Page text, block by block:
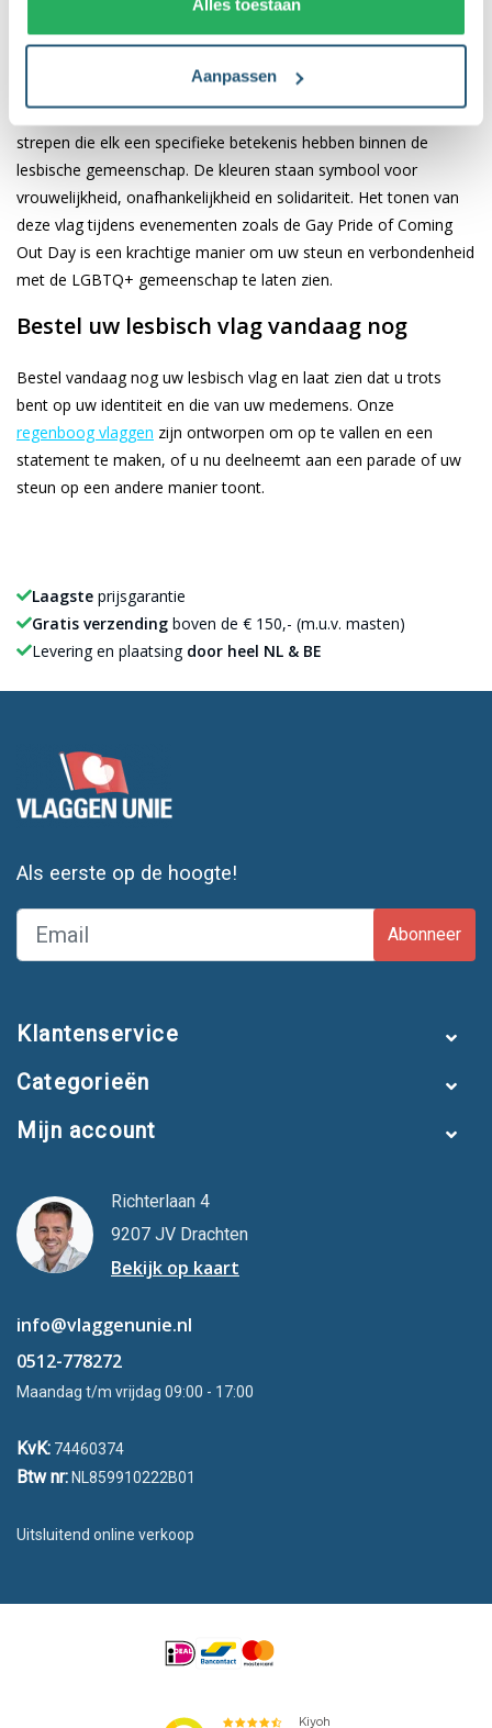
Alles toestaan
Aanpassen
De betekenis van de kleuren en de lesbian
De lesbisch vlag bestaat uit verschillende roze, oranje en witte
strepen die elk een specifieke betekenis hebben binnen de
lesbische gemeenschap. De kleuren staan symbool voor
vrouwelijkheid, onafhankelijkheid en solidariteit. Het tonen van
deze vlag tijdens evenementen zoals de Gay Pride of Coming
Out Day is een krachtige manier om uw steun en verbondenheid
met de LGBTQ+ gemeenschap te laten zien.
Bestel uw lesbisch vlag vandaag nog
Bestel vandaag nog uw lesbisch vlag en laat zien dat u trots
bent op uw identiteit en die van uw medemens. Onze
regenboog vlaggen zijn ontworpen om op te vallen en een
statement te maken, of u nu deelneemt aan een parade of uw
steun op een andere manier toont.
Laagste prijsgarantie
Gratis verzending boven de € 150,- (m.u.v. masten)
Levering en plaatsing door heel NL & BE
Als eerste op de hoogte!
Abonneer
Klantenservice
Categorieën
Mijn account
Richterlaan 4
9207 JV Drachten
Bekijk op kaart
info@vlaggenunie.nl
0512-778272
Maandag t/m vrijdag 09:00 - 17:00
KvK: 74460374
Btw nr: NL859910222B01
Uitsluitend online verkoop